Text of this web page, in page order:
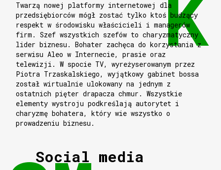
Twarzą nowej platformy internetowej dla
przedsiębiorców mógł zostać tylko ktoś budzący
respekt w środowisku właścicieli i managerów
firm. Szef wszystkich szefów to charyzmatyczny
lider biznesu. Bohater zachęca do korzystania z
serwisu Aleo w Internecie, prasie oraz
telewizji. W spocie TV, wyreżyserowanym przez
Piotra Trzaskalskiego, wyjątkowy gabinet bossa
został wirtualnie ulokowany na jednym z
ostatnich pięter drapacza chmur. Wszystkie
elementy wystroju podkreślają autorytet i
charyzmę bohatera, który wie wszystko o
prowadzeniu biznesu.
Social media